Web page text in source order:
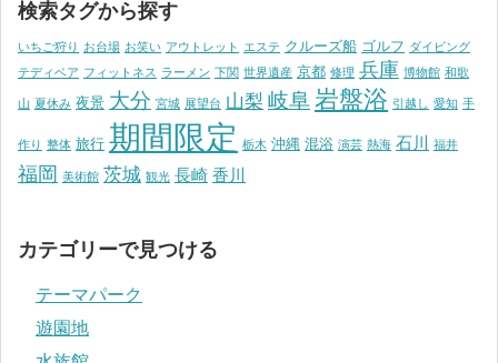
検索タグから探す
いちご狩り お台場 お笑い アウトレット エステ クルーズ船 ゴルフ ダイビング
テディベア フィットネス ラーメン 下関 世界遺産 京都 修理 兵庫 博物館 和歌
山 夏休み 夜景 大分 宮城 展望台 山梨 岐阜岩盤浴 引越し 愛知 手
作り 整体 旅行 期間限定 栃木 沖縄 混浴 演芸 熱海 石川 福井
福岡 美術館 茨城 観光 長崎 香川
カテゴリーで見つける
テーマパーク
遊園地